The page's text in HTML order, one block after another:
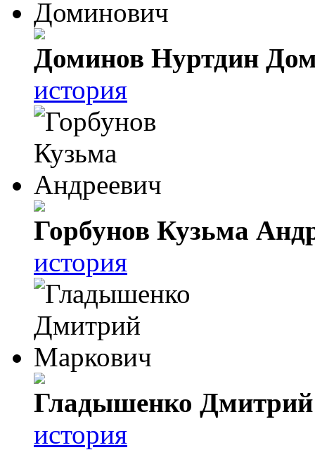
Доминов Нуртдин
история
Горбунов Кузьма
история
Гладышенко
история